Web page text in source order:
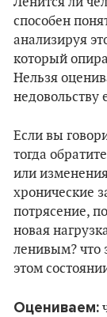
способен
анализируя
который
Нельзя
недовольству
Если вы
тогда
или
хронические
потрясение,
новая
ленивым? что
этом
Оцениваем: